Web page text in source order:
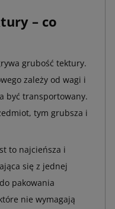
– co
grubość tektury.
zależy od wagi i
być transportowany.
tym grubsza i
to najcieńsza i
się z jednej
pakowania
nie wymagają